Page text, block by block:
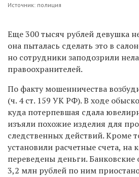
Источник: полиция
Еще 300 тысяч рублей девушка
она пыталась сделать это в
но сотрудники заподозрили
правоохранителей.
По факту мошенничества
(ч. 4 ст. 159 УК РФ). В ходе
куда потерпевшая сдала
изъяли похожие изделия для
следственных действий. Кроме
установили расчетные счета, на
переведены деньги.
3,2 млн рублей по ним